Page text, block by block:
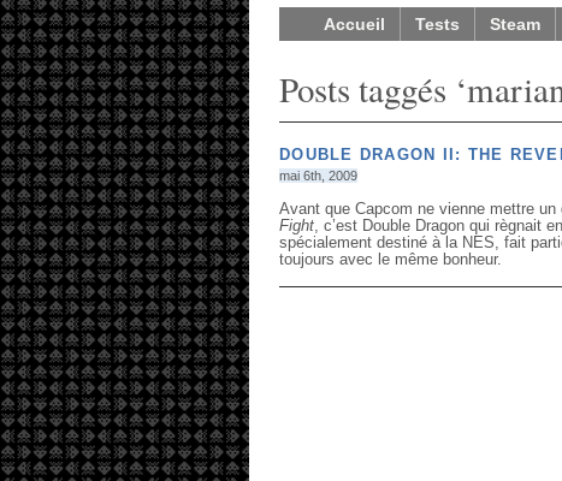
Accueil Tests Steam
Posts taggés
DOUBLE DRAGON II: THE
mai 6th, 2009
Avant que Capcom ne vienne mettre un
Fight, c’est Double Dragon qui règnait
spécialement destiné à la NES, fait
toujours avec le même bonheur.